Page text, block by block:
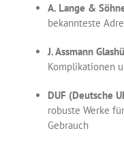
A. Lange &
bekannteste
J. Assmann
Komplikationen
DUF (Deutsche
robuste Werke
Gebrauch